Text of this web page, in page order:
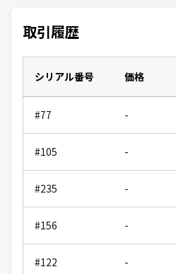
取引履歴
シリアル番号 価格
#77 -
#105 -
#235 -
#156 -
#122 -